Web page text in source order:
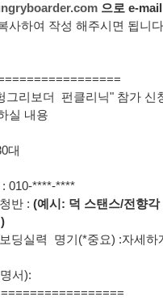
으로 e-
사하여 작성 해주시면 됩니
그리보더 펀클리닉" 참가 신
실 내용
대
010-****-****
반 : (예시: 덕 스탠스/전향
딩실력 명기(*중요) :자세하
서):